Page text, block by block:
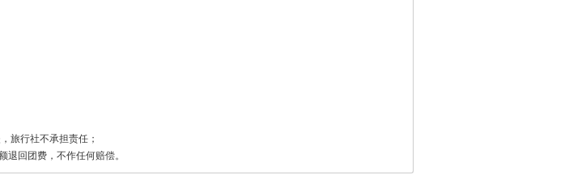
旅行社不承担责任；
回团费，不作任何赔偿。